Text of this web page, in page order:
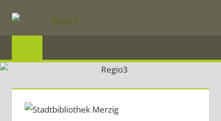
Inhalt
springen
Region